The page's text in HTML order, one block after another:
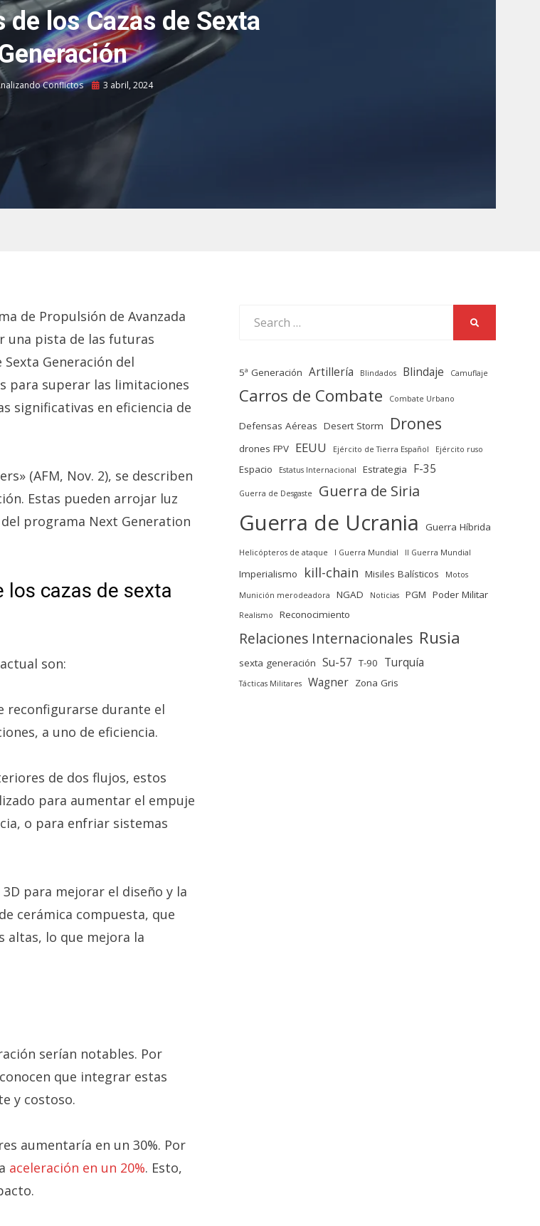
de los Cazas de Sexta
Conflictos
Posted
3 abril, 2024
de Propulsión de Avanzada
una pista de las futuras
Generación del
para superar las limitaciones
significativas en eficiencia de
(AFM, Nov. 2), se describen
Estas pueden arrojar luz
programa Next Generation
los cazas de sexta
son:
reconfigurarse durante el
a uno de eficiencia.
de dos flujos, estos
para aumentar el empuje
o para enfriar sistemas
para mejorar el diseño y la
cerámica compuesta, que
altas, lo que mejora la
serían notables. Por
que integrar estas
y costoso.
aumentaría en un 30%. Por
aceleración en un 20%. Esto,
5ª Generación Artillería Blindados Blindaje Camuflaje
Carros de Combate Combate Urbano
Defensas Aéreas Desert Storm Drones
drones FPV EEUU Ejército de Tierra Español Ejército ruso
Espacio Estatus Internacional Estrategia F-35
Guerra de Desgaste Guerra de Siria
Guerra de Ucrania Guerra Híbrida
Helicópteros de ataque I Guerra Mundial II Guerra Mundial
Imperialismo kill-chain Misiles Balísticos Motos
Munición merodeadora NGAD Noticias PGM Poder Militar
Realismo Reconocimiento
Relaciones Internacionales Rusia
sexta generación Su-57 T-90 Turquía
Tácticas Militares Wagner Zona Gris